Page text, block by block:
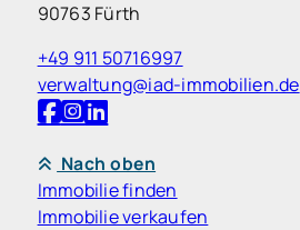
90763 Fürth
+49 911 50716997
verwaltung@iad-immobilien.de
Nach oben
Immobilie finden
Immobilie verkaufen